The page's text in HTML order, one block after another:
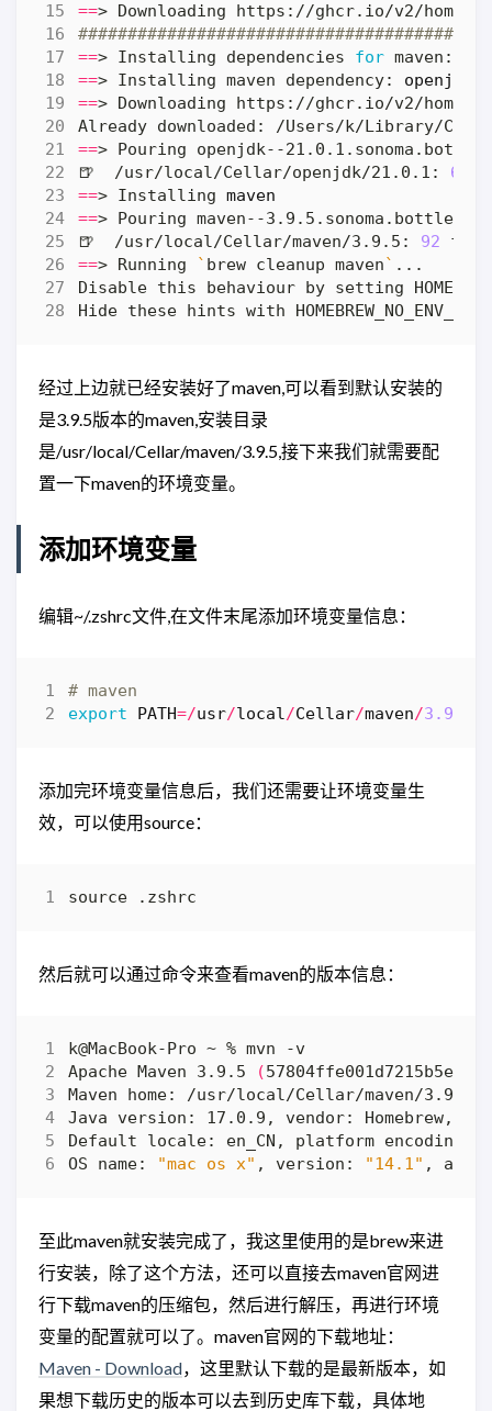
==
==> Installing dependencies for maven:
==> Installing maven dependency: openjdk
==
==
🍺  /usr/local/Cellar/openjdk/21.0.1: 600
==> Installing maven
==
🍺  /usr/local/Cellar/maven/3.9.5: 92
==> Running ` brew cleanup maven`
Hide these hints with
经过上边就已经安装好了maven,可以看到默认安装的
是3.9.5版本的maven,安装目录
是/usr/local/Cellar/maven/3.9.5,接下来我们就需要配
置一下maven的环境变量。
添加环境变量
编辑~/.zshrc文件,在文件末尾添加环境变量信息：
# maven
export
PATH=/usr/local/Cellar/maven/3.9
添加完环境变量信息后，我们还需要让环境变量生
效，可以使用source：
然后就可以通过命令来查看maven的版本信息：
Apache Maven 3.9.5
(
OS name: "mac os x" , version: "14.1" ,
至此maven就安装完成了，我这里使用的是brew来进
行安装，除了这个方法，还可以直接去maven官网进
行下载maven的压缩包，然后进行解压，再进行环境
变量的配置就可以了。maven官网的下载地址：
Maven - Download，这里默认下载的是最新版本，如
果想下载历史的版本可以去到历史库下载，具体地